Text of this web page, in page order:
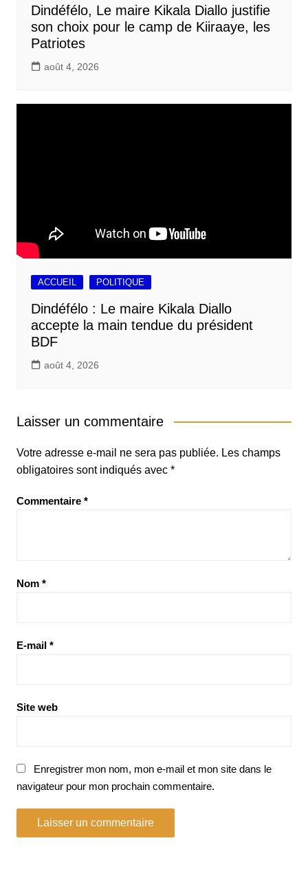
Dindéfélo, Le maire Kikala Diallo justifie
son choix pour le camp de Kiiraaye, les
Patriotes
août 4, 2026
ACCUEIL POLITIQUE
Dindéfélo : Le maire Kikala Diallo
accepte la main tendue du président
BDF
août 4, 2026
Laisser un commentaire
Votre adresse e-mail ne sera pas publiée. Les champs
obligatoires sont indiqués avec *
Commentaire *
Nom *
E-mail *
Site web
Enregistrer mon nom, mon e-mail et mon site dans le
navigateur pour mon prochain commentaire.